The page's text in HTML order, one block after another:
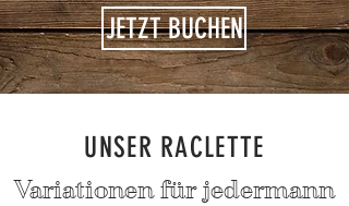
JETZT BUCHEN
UNSER RACLETTE
Variationen für jedermann